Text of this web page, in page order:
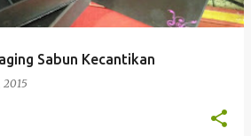
Sabun Kecantikan
2015